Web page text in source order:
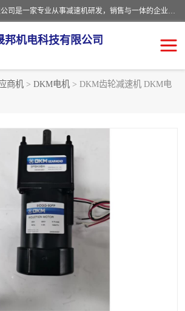
上海精晟邦机电科技有限公司是一家专业从事减速机研发，销售与一体的企业。公司拥有资深技术人员和技术团队服务人才，致力于为广大客户提供专业，细致的产品服务。主营产品有：中型减速电机，微型调速电机，精密行星减速机，蜗轮蜗杆减速机，RFKS四大系列减速机，SKM双曲面齿轮减速机，齿轮减速电机，行星减速机，防爆电机，变频器等系列；产品广泛用于汽车，船舶，能源，环保，包装，物流等领域，欢迎咨询。
邦机电科技有限公司
商机 > DKM电机 > DKM齿轮减速机 DKM电
JSCC精研电机
精晟邦四大系列
精晟邦微型齿轮减速电机
晟邦电机
东元电机